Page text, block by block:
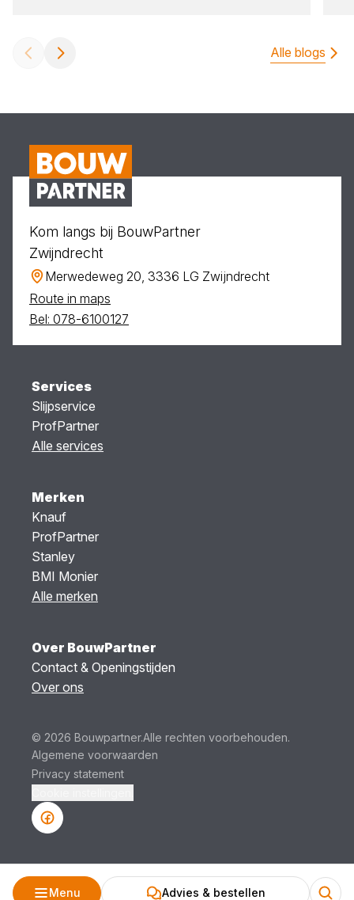
Menu Advies & bestellen
Alle blogs
Kom langs bij BouwPartner
Zwijndrecht
Merwedeweg 20, 3336 LG Zwijndrecht
Route in maps
Bel: 078-6100127
Services
Slijpservice
ProfPartner
Alle services
Merken
Knauf
ProfPartner
Stanley
BMI Monier
Alle merken
Over BouwPartner
Contact & Openingstijden
Over ons
© 2026 Bouwpartner.Alle rechten voorbehouden.
Algemene voorwaarden
Privacy statement